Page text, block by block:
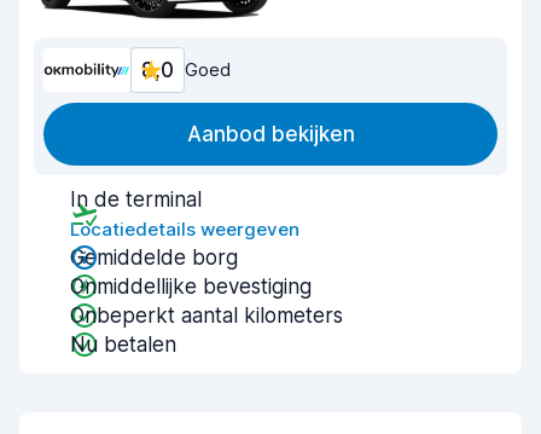
8,0 Goed
Aanbod bekijken
In de terminal
Locatiedetails weergeven
Gemiddelde borg
Onmiddellijke bevestiging
Onbeperkt aantal kilometers
Nu betalen